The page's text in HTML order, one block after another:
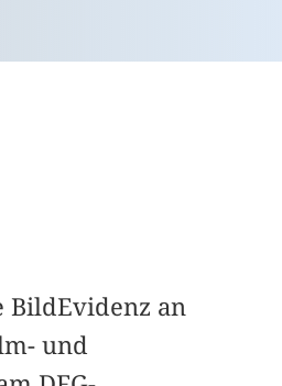
Bild­Evidenz an
und